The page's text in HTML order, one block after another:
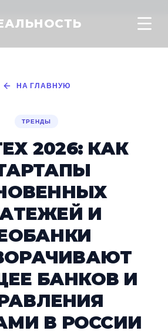
НА ГЛАВНУЮ
ТРЕНДЫ
2026: КАК
И
БАНКОВ И
В РОССИИ